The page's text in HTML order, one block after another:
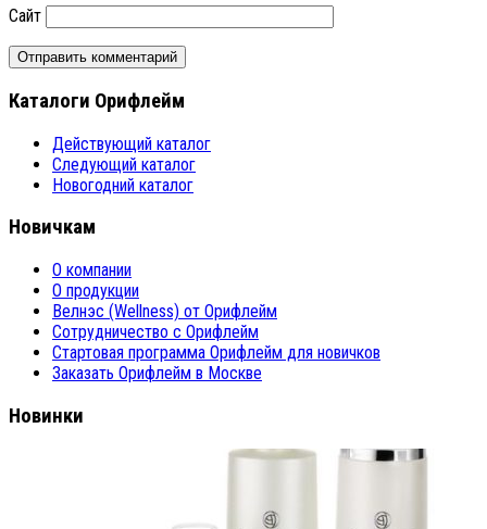
Сайт
Каталоги Орифлейм
Действующий каталог
Следующий каталог
Новогодний каталог
Новичкам
О компании
О продукции
Велнэс (Wellness) от Орифлейм
Сотрудничество с Орифлейм
Стартовая программа Орифлейм для новичков
Заказать Орифлейм в Москве
Новинки